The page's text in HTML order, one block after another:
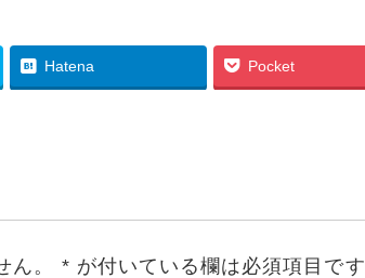
Hatena Pocket
。 * が付いている欄は必須項目です